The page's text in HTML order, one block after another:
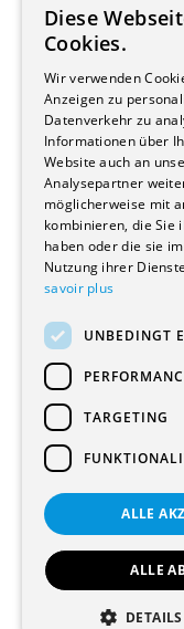
Melde
Mit der
Adresse:
Avenue de
1020 Renens
Schweiz
Kontakt:
Plattform: +41
© 2026 Alle
Diese
Cookies.
Wir verwenden
Anzeigen zu
Datenverkehr zu
Informationen über
Website auch an
Analysepartner
möglicherweise mit
kombinieren, die Sie
haben oder die sie
Nutzung ihrer
savoir plus
UNBEDINGT
TARGETING
ALLE
ALLE